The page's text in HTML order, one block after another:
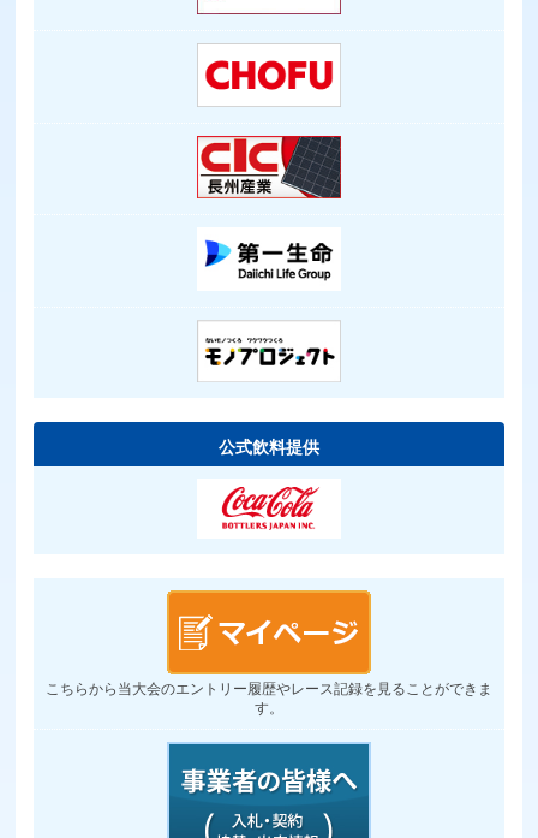
公式飲料提供
こちらから当大会のエントリー履歴やレース記録を見ることができま
す。